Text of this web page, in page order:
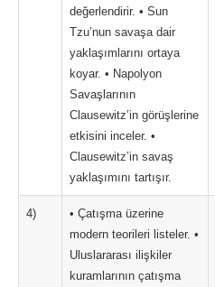
değerlendirir. • Sun
Tzu’nun savaşa dair
yaklaşımlarını ortaya
koyar. • Napolyon
Savaşlarının
Clausewitz’in görüşlerine
etkisini inceler. •
Clausewitz’in savaş
yaklaşımını tartışır.
4)
• Çatışma üzerine
modern teorileri listeler. •
Uluslararası ilişkiler
kuramlarının çatışma